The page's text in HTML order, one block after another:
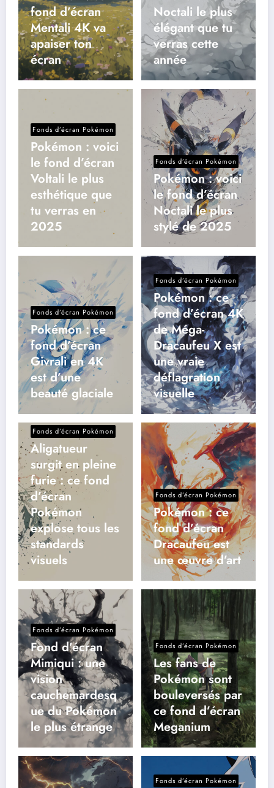
fond d’écran
Mentali 4K va
apaiser ton
écran
Noctali le plus
élégant que tu
verras cette
année
Fonds d’écran Pokémon
Pokémon : voici
le fond d’écran
Voltali le plus
esthétique que
tu verras en
2025
Fonds d’écran Pokémon
Pokémon : voici
le fond d’écran
Noctali le plus
stylé de 2025
Fonds d’écran Pokémon
Pokémon : ce
fond d’écran
Givrali en 4K
est d’une
beauté glaciale
Fonds d’écran Pokémon
Pokémon : ce
fond d’écran 4K
de Méga-
Dracaufeu X est
une vraie
déflagration
visuelle
Fonds d’écran Pokémon
Aligatueur
surgit en pleine
furie : ce fond
d’écran
Pokémon
explose tous les
standards
visuels
Fonds d’écran Pokémon
Pokémon : ce
fond d’écran
Dracaufeu est
une œuvre d’art
Fonds d’écran Pokémon
Fond d’écran
Mimiqui : une
vision
cauchemardesq
ue du Pokémon
le plus étrange
Fonds d’écran Pokémon
Les fans de
Pokémon sont
bouleversés par
ce fond d’écran
Meganium
Fonds d’écran Pokémon